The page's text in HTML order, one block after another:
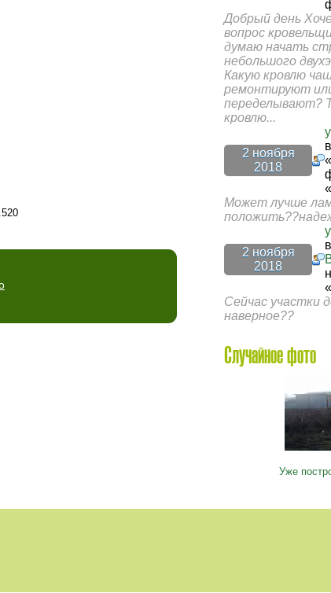
Добрый день
вопрос
думаю начать
небольшого
Какую кровлю
ремонтируют
переделывают?
кровлю...
2 ноября
2018
«
«
Может лучше
2 ноября
2018
«
Сейчас участки
наверное??
Случайное фото
Уже